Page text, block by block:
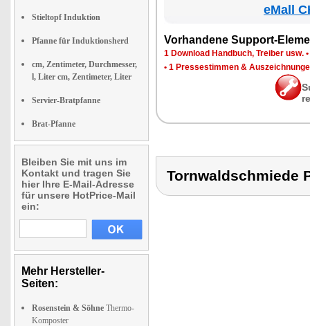
Stieltopf Induktion
Pfanne für Induktionsherd
cm, Zentimeter, Durchmesser,
l, Liter cm, Zentimeter, Liter
Servier-Bratpfanne
Brat-Pfanne
Bleiben Sie mit uns im
Kontakt und tragen Sie
hier Ihre E-Mail-Adresse
für unsere HotPrice-Mail
ein:
Mehr Hersteller-
Seiten:
Rosenstein & Söhne Thermo-
Komposter
eMall
Vor­han­de­ne Sup­port-
1 Down­load Hand­buch, Trei­ber usw. •
• 1 Pres­se­stim­men &
Tornwaldschmiede